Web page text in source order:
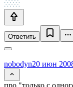
Ответить
nobodyn20 июн
про "только с